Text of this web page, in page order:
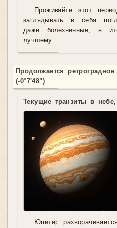
Проживайте этот
заглядывать в себя
даже болезненные, в
лучшему.
Продолжается
(-0°7'48")
Текущие транзиты в
Юпитер